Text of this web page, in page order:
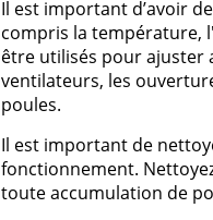
Il est important d’avoir
compris la température,
être utilisés pour ajuster
ventilateurs, les
poules.
Il est important de
fonctionnement.
toute accumulation de